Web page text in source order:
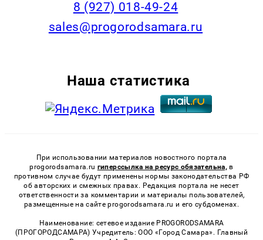
8 (927) 018-49-24
sales@progorodsamara.ru
Наша статистика
При использовании материалов новостного портала
progorodsamara.ru гиперссылка на ресурс обязательна, в
противном случае будут применены нормы законодательства РФ
об авторских и смежных правах. Редакция портала не несет
ответственности за комментарии и материалы пользователей,
размещенные на сайте progorodsamara.ru и его субдоменах.
Наименование: сетевое издание PROGORODSAMARA
(ПРОГОРОДСАМАРА) Учредитель: ООО «Город Самара». Главный